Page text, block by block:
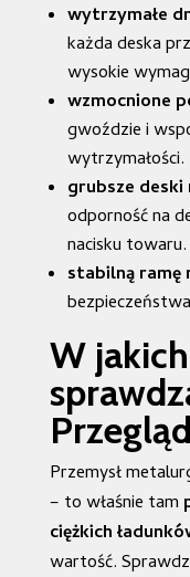
wytrzymałe
każda deska
wysokie
wzmocnione
gwoździe i
wytrzymałości.
grubsze
odporność na
nacisku towaru.
stabilną ramę
W
Przemysł
– to właśnie tam
ciężkich
wartość.